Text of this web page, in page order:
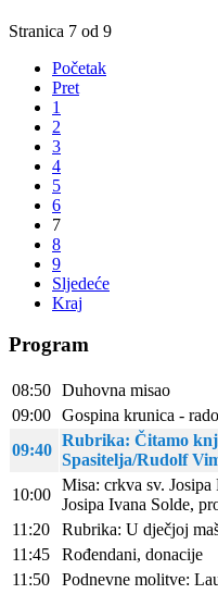
Stranica 7 od 9
Početak
Pret
1
2
3
4
5
6
7
8
9
Sljedeće
Kraj
Program
08:50 Duhovna misao
09:00 Gospina krunica -
09:40
Rubrika: Čitamo
Spasitelja/Rudolf
10:00
Misa: crkva sv.
Josipa Ivana Solde,
11:20
Rubrika: U dječjoj
11:45
Rođendani, donacije
11:50
Podnevne molitve: